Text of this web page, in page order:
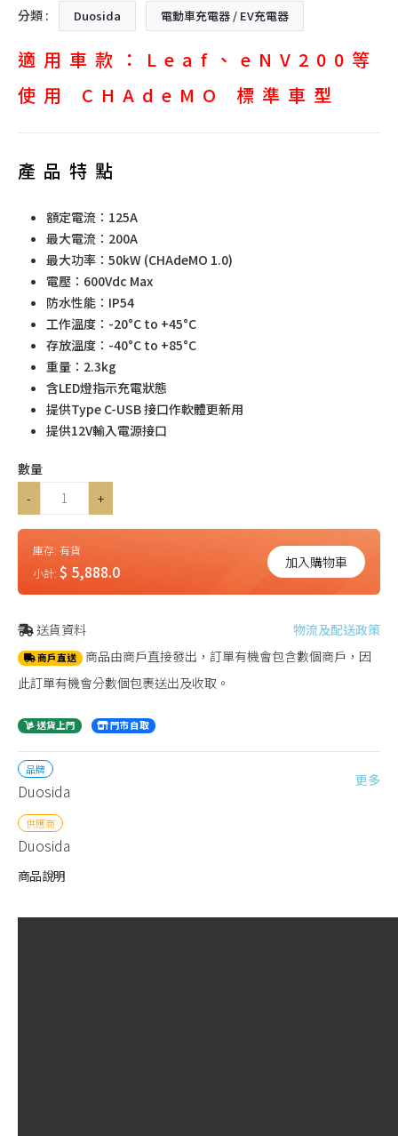
分類 : Duosida 電動車充電器 / EV充電器
適用車款：Leaf、eNV200等
使用 CHAdeMO 標準車型
產品特點
額定電流：125A
最大電流：200A
最大功率：50kW (CHAdeMO 1.0)
電壓：600Vdc Max
防水性能：IP54
工作溫度：-20°C to +45°C
存放溫度：-40°C to +85°C
重量：2.3kg
含LED燈指示充電狀態
提供Type C-USB 接口作軟體更新用
提供12V輸入電源接口
數量
-
+
庫存: 有貨
小計: $ 5,888.0 加入購物車
送貨資料 物流及配送政策
商戶直送 商品由商戶直接發出，訂單有機會包含數個商戶，因
此訂單有機會分數個包裹送出及收取。
送貨上門 門市自取
品牌
Duosida
更多
供應商
Duosida
商品說明